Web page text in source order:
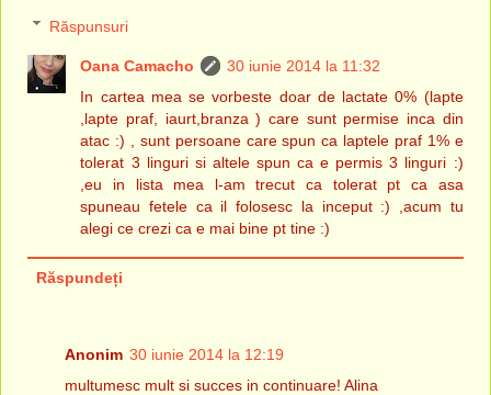
Răspunsuri
Oana Camacho
30 iunie 2014 la 11:32
In cartea mea se vorbeste doar de lactate 0% (lapte
,lapte praf, iaurt,branza ) care sunt permise inca din
atac :) , sunt persoane care spun ca laptele praf 1% e
tolerat 3 linguri si altele spun ca e permis 3 linguri :)
,eu in lista mea l-am trecut ca tolerat pt ca asa
spuneau fetele ca il folosesc la inceput :) ,acum tu
alegi ce crezi ca e mai bine pt tine :)
Răspundeți
Anonim 30 iunie 2014 la 12:19
multumesc mult si succes in continuare! Alina